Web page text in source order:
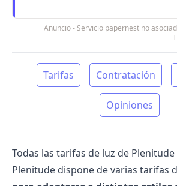
Anuncio - Servicio papernest no
Tarifas Contratación
Opiniones
Todas las tarifas de luz de Plenitude
Plenitude dispone de varias tarifas